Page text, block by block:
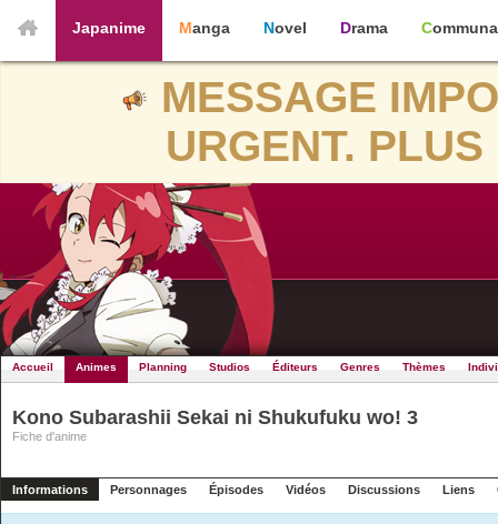
Japanime Manga Novel Drama
MESSAGE
URGENT.
Accueil Animes Planning Studios Éditeurs Genres Thèmes
Kono Subarashii Sekai ni Shukufuku wo! 3
Fiche d'anime
Informations Personnages Épisodes Vidéos Discussions Liens